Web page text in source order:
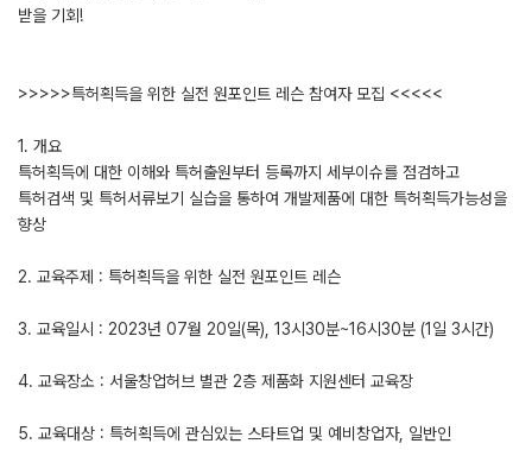
받을 기회!
>>>>>특허획득을 위한 실전 원포인트 레슨 참여자 모집 <<<<<
1. 개요
특허획득에 대한 이해와 특허출원부터 등록까지 세부이슈를 점검하고
특허검색 및 특허서류보기 실습을 통하여 개발제품에 대한 특허획득가능성을
향상
2. 교육주제 : 특허획득을 위한 실전 원포인트 레슨
3. 교육일시 : 2023년 07월 20일(목), 13시30분~16시30분 (1일 3시간)
4. 교육장소 : 서울창업허브 별관 2층 제품화 지원센터 교육장
5. 교육대상 : 특허획득에 관심있는 스타트업 및 예비창업자, 일반인